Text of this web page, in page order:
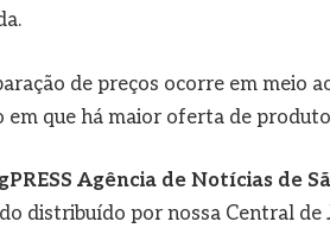
de preços ocorre em meio
em que há maior oferta de
Agência de Notícias de
distribuído por nossa Central de